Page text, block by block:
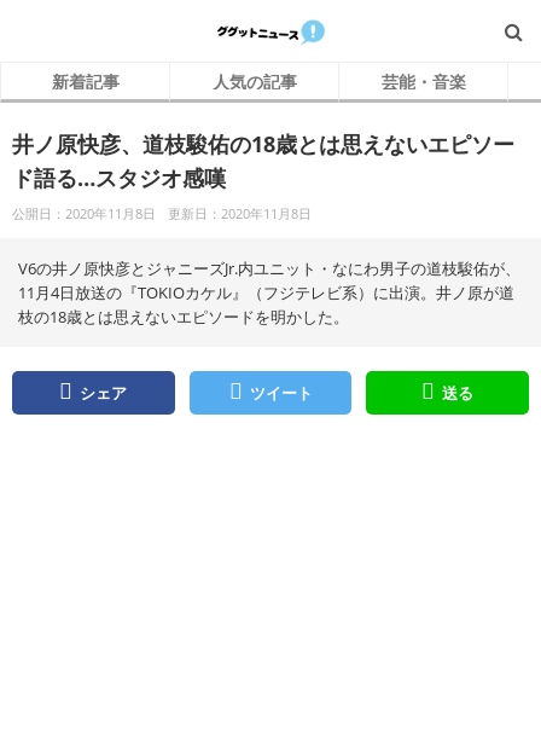
新着記事 人気の記事 芸能・音楽
井ノ原快彦、道枝駿佑の18歳とは思えないエピソー
ド語る…スタジオ感嘆
公開日：2020年11月8日 更新日：2020年11月8日
V6の井ノ原快彦とジャニーズJr.内ユニット・なにわ男子の道枝駿佑が、
11月4日放送の『TOKIOカケル』（フジテレビ系）に出演。井ノ原が道
枝の18歳とは思えないエピソードを明かした。
シェア ツイート 送る